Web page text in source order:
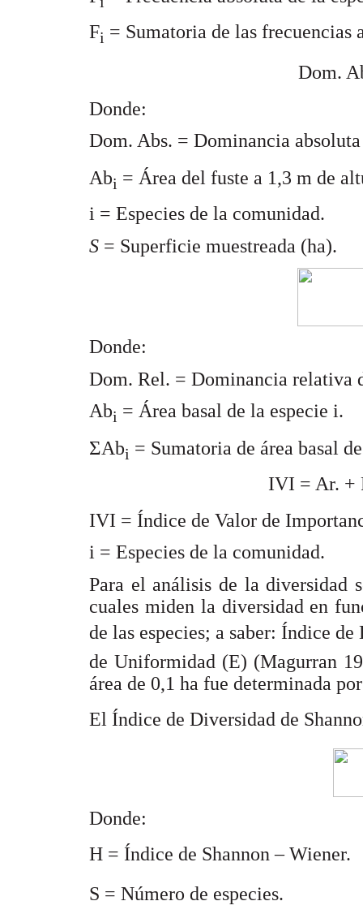
Fi = Sumatoria de las frecuencias
Dom.
Donde:
Dom. Abs. = Dominancia
Abi = Área del fuste a 1,3 m de
i = Especies de la comunidad.
S = Superficie muestreada (ha).
Donde:
Dom. Rel. = Dominancia relativa
Abi = Área basal de la especie i.
ΣAbi = Sumatoria de área basal
IVI = Ar. +
IVI = Índice de Valor de
i = Especies de la comunidad.
Para el análisis de la diversidad
cuales miden la diversidad en
de las especies; a saber: Índice
de Uniformidad (E) (Magurran
área de 0,1 ha fue determinada
El Índice de Diversidad de
Donde:
H = Índice de Shannon – Wiener.
S = Número de especies.